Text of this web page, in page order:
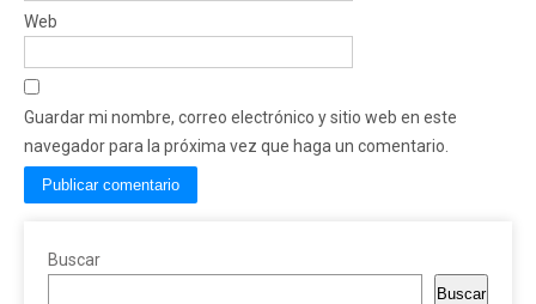
Web
Guardar mi nombre, correo electrónico y sitio web en este
navegador para la próxima vez que haga un comentario.
Buscar
Buscar